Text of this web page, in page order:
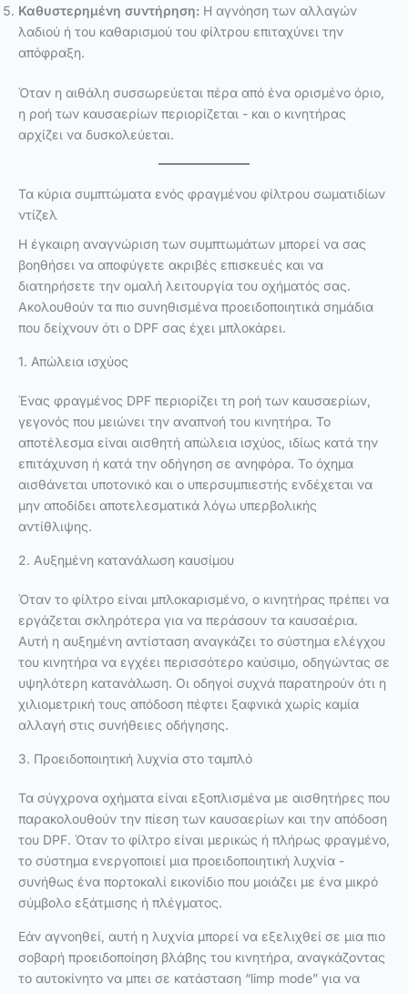
Καθυστερημένη συντήρηση: Η αγνόηση των αλλαγών
λαδιού ή του καθαρισμού του φίλτρου επιταχύνει την
απόφραξη.
Όταν η αιθάλη συσσωρεύεται πέρα από ένα ορισμένο όριο,
η ροή των καυσαερίων περιορίζεται - και ο κινητήρας
αρχίζει να δυσκολεύεται.
Τα κύρια συμπτώματα ενός φραγμένου φίλτρου σωματιδίων
ντίζελ
Η έγκαιρη αναγνώριση των συμπτωμάτων μπορεί να σας
βοηθήσει να αποφύγετε ακριβές επισκευές και να
διατηρήσετε την ομαλή λειτουργία του οχήματός σας.
Ακολουθούν τα πιο συνηθισμένα προειδοποιητικά σημάδια
που δείχνουν ότι ο DPF σας έχει μπλοκάρει.
1. Απώλεια ισχύος
Ένας φραγμένος DPF περιορίζει τη ροή των καυσαερίων,
γεγονός που μειώνει την αναπνοή του κινητήρα. Το
αποτέλεσμα είναι αισθητή απώλεια ισχύος, ιδίως κατά την
επιτάχυνση ή κατά την οδήγηση σε ανηφόρα. Το όχημα
αισθάνεται υποτονικό και ο υπερσυμπιεστής ενδέχεται να
μην αποδίδει αποτελεσματικά λόγω υπερβολικής
αντίθλιψης.
2. Αυξημένη κατανάλωση καυσίμου
Όταν το φίλτρο είναι μπλοκαρισμένο, ο κινητήρας πρέπει να
εργάζεται σκληρότερα για να περάσουν τα καυσαέρια.
Αυτή η αυξημένη αντίσταση αναγκάζει το σύστημα ελέγχου
του κινητήρα να εγχέει περισσότερο καύσιμο, οδηγώντας σε
υψηλότερη κατανάλωση. Οι οδηγοί συχνά παρατηρούν ότι η
χιλιομετρική τους απόδοση πέφτει ξαφνικά χωρίς καμία
αλλαγή στις συνήθειες οδήγησης.
3. Προειδοποιητική λυχνία στο ταμπλό
Τα σύγχρονα οχήματα είναι εξοπλισμένα με αισθητήρες που
παρακολουθούν την πίεση των καυσαερίων και την απόδοση
του DPF. Όταν το φίλτρο είναι μερικώς ή πλήρως φραγμένο,
το σύστημα ενεργοποιεί μια προειδοποιητική λυχνία -
συνήθως ένα πορτοκαλί εικονίδιο που μοιάζει με ένα μικρό
σύμβολο εξάτμισης ή πλέγματος.
Εάν αγνοηθεί, αυτή η λυχνία μπορεί να εξελιχθεί σε μια πιο
σοβαρή προειδοποίηση βλάβης του κινητήρα, αναγκάζοντας
το αυτοκίνητο να μπει σε κατάσταση “limp mode” για να